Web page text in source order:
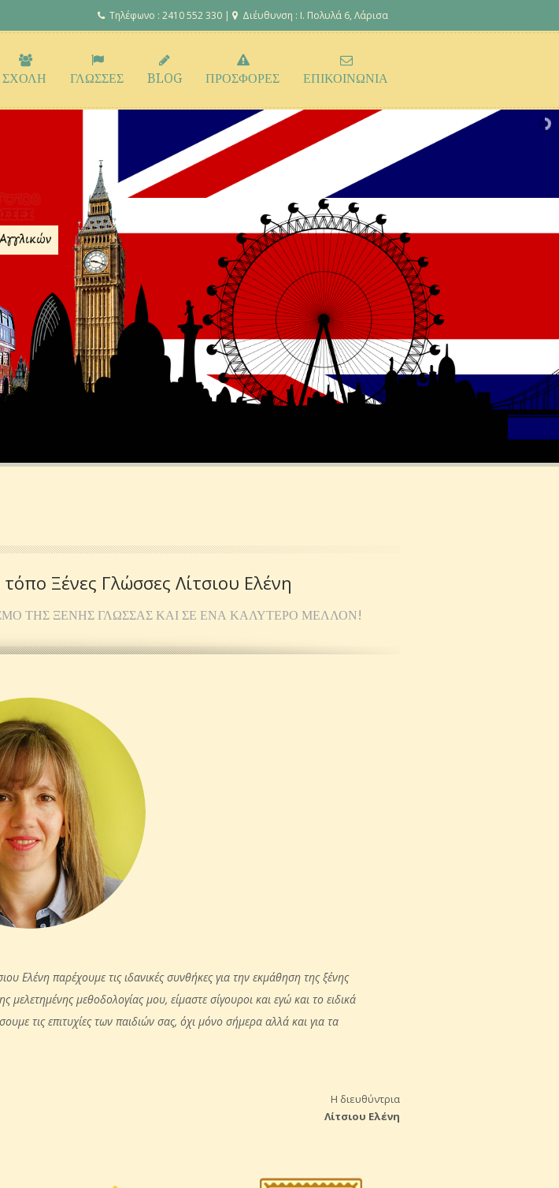
Τηλέφωνο : 2410 552 330 | Διέυθυνση : Ι. Πολυλά 6, Λάρισα
ΣΧΟΛΗ ΓΛΩΣΣΕΣ BLOG ΠΡΟΣΦΟΡΕΣ ΕΠΙΚΟΙΝΩΝΙΑ
Ξένες Γλώσσες Λίτσιου Ελένη
ΤΗΣ ΞΈΝΗΣ ΓΛΏΣΣΑΣ ΚΑΙ ΣΕ ΈΝΑ ΚΑΛΎΤΕΡΟ ΜΈΛΛΟΝ!
Ελένη παρέχουμε τις ιδανικές συνθήκες για την εκμάθηση της ξένης
μεθοδολογίας μου, είμαστε σίγουροι και εγώ και το ειδικά
τις επιτυχίες των παιδιών σας, όχι μόνο σήμερα αλλά και για τα
Η διευθύντρια
Λίτσιου Ελένη